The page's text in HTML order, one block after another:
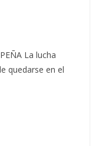
La lucha
quedarse en el